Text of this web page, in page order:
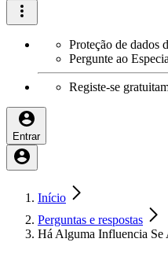
Proteção de dados
Pergunte ao
Registe-se
Entrar
Início
Perguntas e respostas
Há Alguma Influencia Se